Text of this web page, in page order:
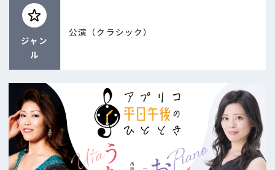
ジャン
ル
公演（クラシック）